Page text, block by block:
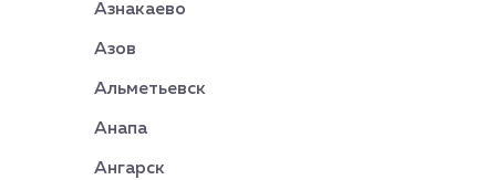
Азнакаево
Азов
Альметьевск
Анапа
Ангарск